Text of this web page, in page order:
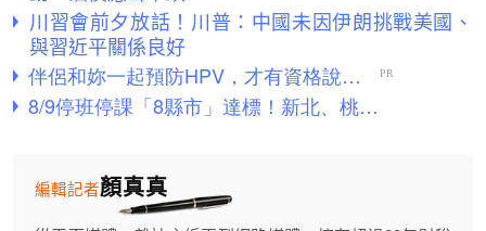
川習會前夕放話！川普：中國未因伊朗挑戰美國、
與習近平關係良好
顏真真
編輯記者